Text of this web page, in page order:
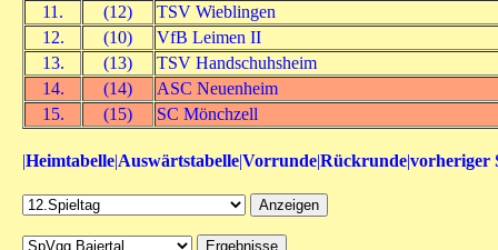
11.
(12)
TSV Wieblingen
12.
(10)
VfB Leimen II
13.
(13)
TSV Handschuhsheim
14.
(14)
ASC Neuenheim
15.
(15) SC Mönchzell
|Heimtabelle|Auswärtstabelle|Vorrunde|Rückrunde|vorheriger